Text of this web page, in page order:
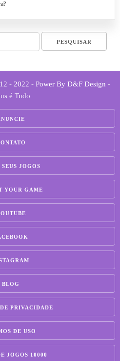
- 2022 - Power By D&F Design -
é Tudo
JOGOS
YOUR GAME
BLOG
PRIVACIDADE
DE USO
JOGOS 10000